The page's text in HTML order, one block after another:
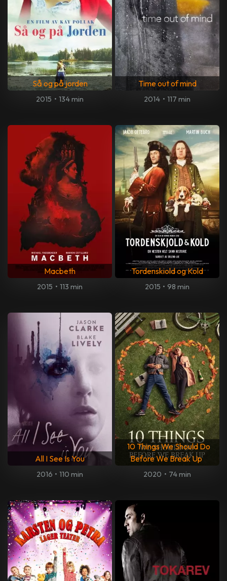
Så og på jorden
2015 • 134 min
Time out of mind
2014 • 117 min
Macbeth
2015 • 113 min
Tordenskiold og Kold
2015 • 98 min
All I See Is You
2016 • 110 min
10 Things We Should Do
Before We Break Up
2020 • 74 min